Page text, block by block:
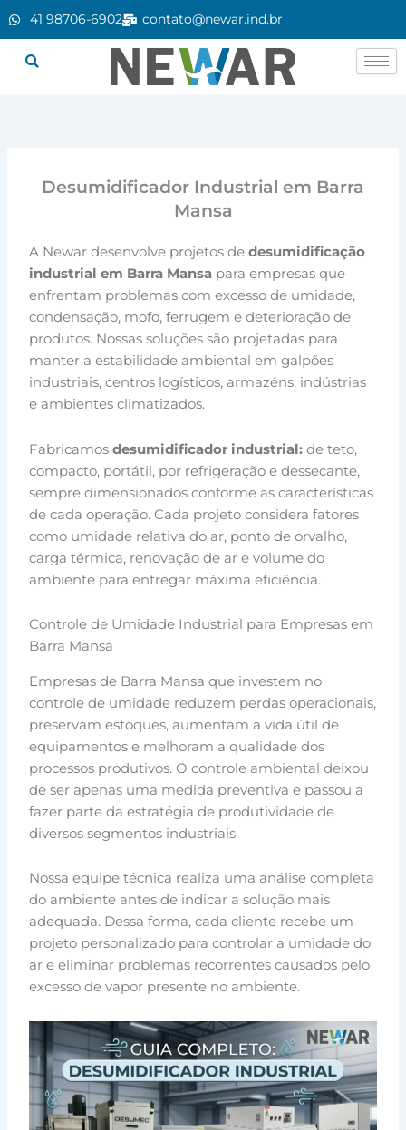
41 98706-6902 contato@newar.ind.br
Desumidificador Industrial em Barra
Mansa
A Newar desenvolve projetos dedesumidificação
industrial em Barra Mansa para empresas que
enfrentam problemas com excesso de umidade,
condensação, mofo, ferrugem e deterioração de
produtos. Nossas soluções são projetadas para
manter a estabilidade ambiental em galpões
industriais, centros logísticos, armazéns, indústrias
e ambientes climatizados.
Fabricamosdesumidificador industrial:de teto,
compacto, portátil, por refrigeração e dessecante,
sempre dimensionados conforme as características
de cada operação. Cada projeto considera fatores
como umidade relativa do ar, ponto de orvalho,
carga térmica, renovação de ar e volume do
ambiente para entregar máxima eficiência.
Controle de Umidade Industrial para Empresas em
Barra Mansa
Empresas de Barra Mansa que investem no
controle de umidade reduzem perdas operacionais,
preservam estoques, aumentam a vida útil de
equipamentos e melhoram a qualidade dos
processos produtivos. O controle ambiental deixou
de ser apenas uma medida preventiva e passou a
fazer parte da estratégia de produtividade de
diversos segmentos industriais.
Nossa equipe técnica realiza uma análise completa
do ambiente antes de indicar a solução mais
adequada. Dessa forma, cada cliente recebe um
projeto personalizado para controlar a umidade do
ar e eliminar problemas recorrentes causados pelo
excesso de vapor presente no ambiente.